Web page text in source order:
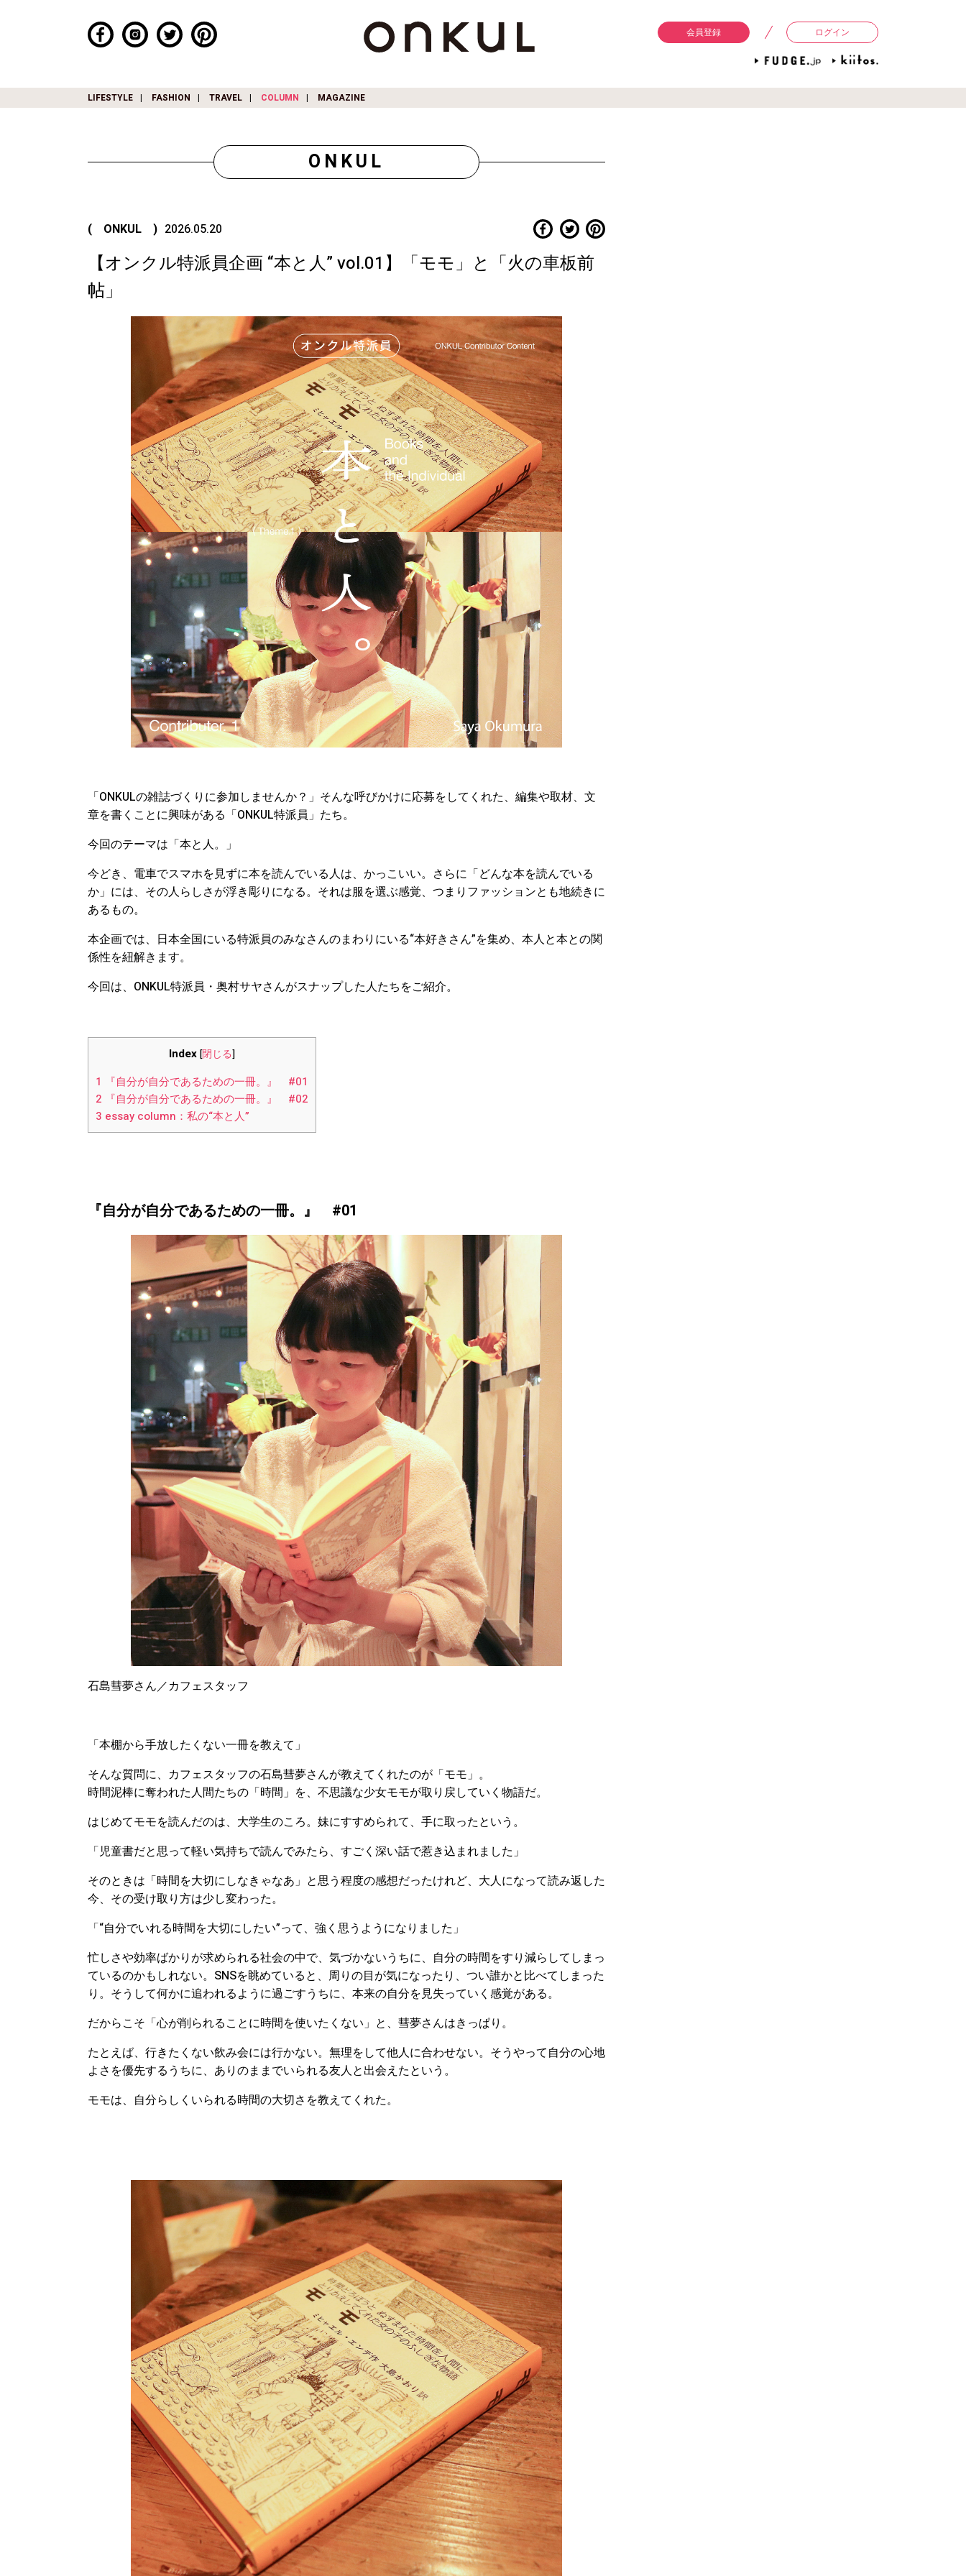
会員登録 ログイン
LIFESTYLE FASHION TRAVEL COLUMN MAGAZINE
ONKUL
( ONKUL ) 2026.05.20
【オンクル特派員企画 “本と人” vol.01】「モモ」と「火の車板前
帖」
「ONKULの雑誌づくりに参加しませんか？」 そんな呼びかけに応募をしてくれた、編集や取材、文
章を書くことに興味がある「ONKUL特派員」たち。
今回のテーマは「本と人。」
今どき、電車でスマホを見ずに本を読んでいる人は、かっこいい。さらに「どんな本を読んでいる
か」には、その人らしさが浮き彫りになる。それは服を選ぶ感覚、つまりファッションとも地続きに
あるもの。
本企画では、日本全国にいる特派員のみなさんのまわりにいる“本好きさん”を集め、本人と本との関
係性を紐解きます。
今回は、ONKUL特派員・奥村サヤさんがスナップした人たちをご紹介。
Index [閉じる]
1
『自分が自分であるための一冊。』 #01
2 『自分が自分であるための一冊。』 #02
3 essay column：私の“本と人”
『自分が自分であるための一冊。』 #01
石島彗夢さん／カフェスタッフ
「本棚から手放したくない一冊を教えて」
そんな質問に、カフェスタッフの石島彗夢さんが教えてくれたのが「モモ」。
時間泥棒に奪われた人間たちの「時間」を、不思議な少女モモが取り戻していく物語だ。
はじめてモモを読んだのは、大学生のころ。妹にすすめられて、手に取ったという。
「児童書だと思って軽い気持ちで読んでみたら、すごく深い話で惹き込まれました」
そのときは「時間を大切にしなきゃなあ」と思う程度の感想だったけれど、大人になって読み返した
今、その受け取り方は少し変わった。
「“自分でいれる時間を大切にしたい”って、強く思うようになりました」
忙しさや効率ばかりが求められる社会の中で、気づかないうちに、自分の時間をすり減らしてしまっ
ているのかもしれない。SNSを眺めていると、周りの目が気になったり、つい誰かと比べてしまった
り。そうして何かに追われるように過ごすうちに、本来の自分を見失っていく感覚がある。
だからこそ「心が削られることに時間を使いたくない」と、彗夢さんはきっぱり。
たとえば、行きたくない飲み会には行かない。無理をして他人に合わせない。そうやって自分の心地
よさを優先するうちに、ありのままでいられる友人と出会えたという。
モモは、自分らしくいられる時間の大切さを教えてくれた。